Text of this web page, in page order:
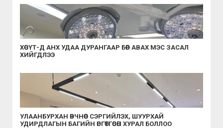
ХӨСҮТ-Д АНХ УДАА ДУРАНГААР БӨӨР АВАХ МЭС ЗАСАЛ
ХИЙГДЛЭЭ
УЛААНБУРХАН ӨВЧНӨӨС СЭРГИЙЛЭХ, ШУУРХАЙ
УДИРДЛАГЫН БАГИЙН ӨРГӨТГӨСӨН ХУРАЛ БОЛЛОО